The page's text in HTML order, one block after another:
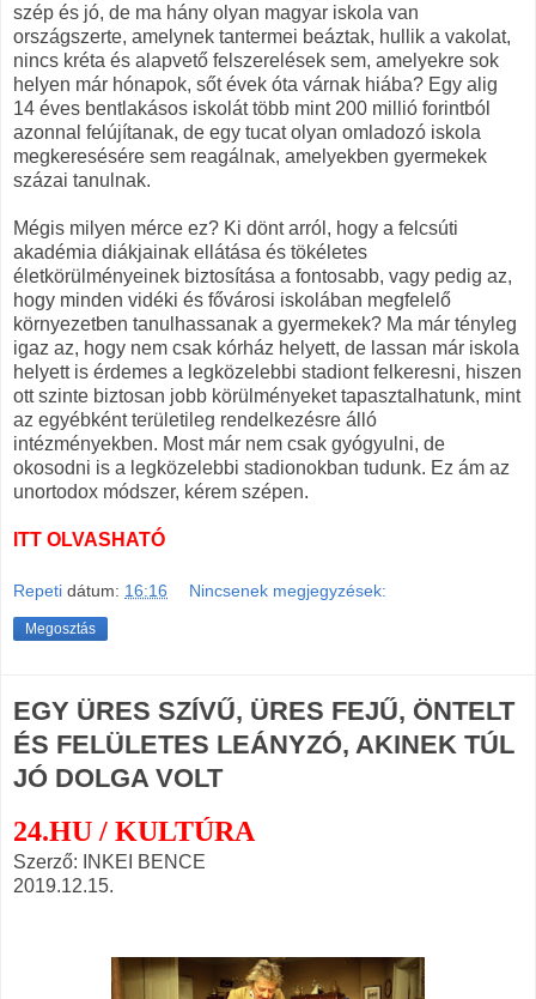
szép és jó, de ma hány olyan magyar iskola van
országszerte, amelynek tantermei beáztak, hullik a vakolat,
nincs kréta és alapvető felszerelések sem, amelyekre sok
helyen már hónapok, sőt évek óta várnak hiába? Egy alig
14 éves bentlakásos iskolát több mint 200 millió forintból
azonnal felújítanak, de egy tucat olyan omladozó iskola
megkeresésére sem reagálnak, amelyekben gyermekek
százai tanulnak.
Mégis milyen mérce ez? Ki dönt arról, hogy a felcsúti
akadémia diákjainak ellátása és tökéletes
életkörülményeinek biztosítása a fontosabb, vagy pedig az,
hogy minden vidéki és fővárosi iskolában megfelelő
környezetben tanulhassanak a gyermekek? Ma már tényleg
igaz az, hogy nem csak kórház helyett, de lassan már iskola
helyett is érdemes a legközelebbi stadiont felkeresni, hiszen
ott szinte biztosan jobb körülményeket tapasztalhatunk, mint
az egyébként területileg rendelkezésre álló
intézményekben. Most már nem csak gyógyulni, de
okosodni is a legközelebbi stadionokban tudunk. Ez ám az
unortodox módszer, kérem szépen.
ITT OLVASHATÓ
Repeti dátum: 16:16 Nincsenek megjegyzések:
Megosztás
EGY ÜRES SZÍVŰ, ÜRES FEJŰ, ÖNTELT
ÉS FELÜLETES LEÁNYZÓ, AKINEK TÚL
JÓ DOLGA VOLT
24.HU / KULTÚRA
Szerző: INKEI BENCE
2019.12.15.